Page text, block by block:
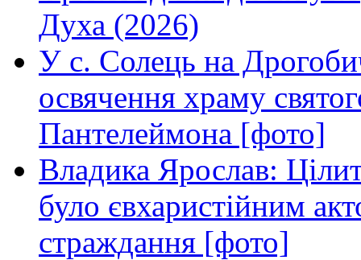
Духа (2026)
У с. Солець на
освячення храму
Пантелеймона [фото]
Владика Ярослав:
було євхаристійним
страждання [фото]